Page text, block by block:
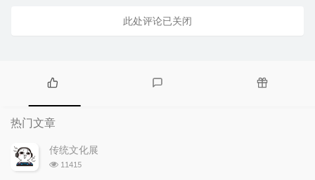
此处评论已关闭
热
门
文
章
热门文章
传统文化展
浏
11415